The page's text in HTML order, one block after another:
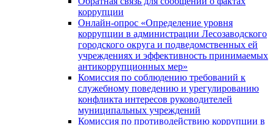
коррупции
Онлайн-опрос «Определение уровня
коррупции в администрации Лесозаводского
городского округа и подведомственных ей
учреждениях и эффективность принимаемых
антикоррупционных мер»
Комиссия по соблюдению требований к
служебному поведению и урегулированию
конфликта интересов руководителей
муниципальных учреждений
Комиссия по противодействию коррупции в